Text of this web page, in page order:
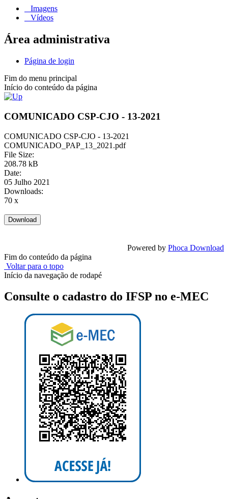
Imagens
Vídeos
Área administrativa
Página de login
Fim do menu principal
Início do conteúdo da página
COMUNICADO CSP-CJO - 13-2021
COMUNICADO CSP-CJO - 13-2021
COMUNICADO_PAP_13_2021.pdf
File Size:
208.78 kB
Date:
05 Julho 2021
Downloads:
70 x
Powered by Phoca Download
Fim do conteúdo da página
Voltar para o topo
Início da navegação de rodapé
Consulte o cadastro do IFSP no e-MEC